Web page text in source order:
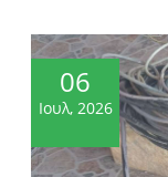
06
Ιουλ, 2026